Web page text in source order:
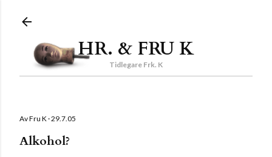
HR. & FRU K
Tidlegare Frk. K
AvFru K 29.7.05
Alkohol?